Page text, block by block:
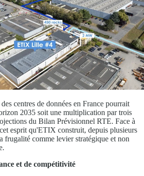
centres de données en France pourrait
2035 soit une multiplication par trois
du Bilan Prévisionnel RTE. Face à
esprit qu'ETIX construit, depuis plusieurs
frugalité comme levier stratégique et non
et de compétitivité